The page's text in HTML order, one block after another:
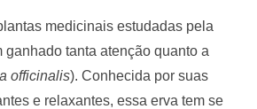
medicinais estudadas pela
ganhado tanta atenção quanto a
officinalis). Conhecida por suas
e relaxantes, essa erva tem se